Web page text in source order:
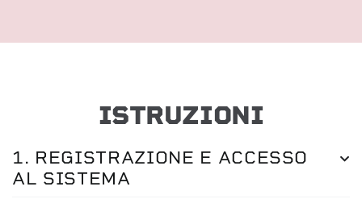
ISTRUZIONI
1. REGISTRAZIONE E ACCESSO
AL SISTEMA